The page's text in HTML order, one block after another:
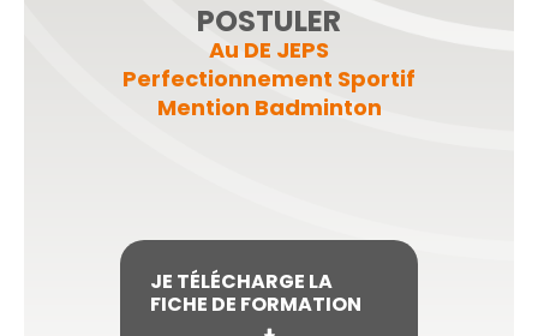
POSTULER
Au DE JEPS
Perfectionnement Sportif
Mention Badminton
JE TÉLÉCHARGE LA
FICHE DE FORMATION